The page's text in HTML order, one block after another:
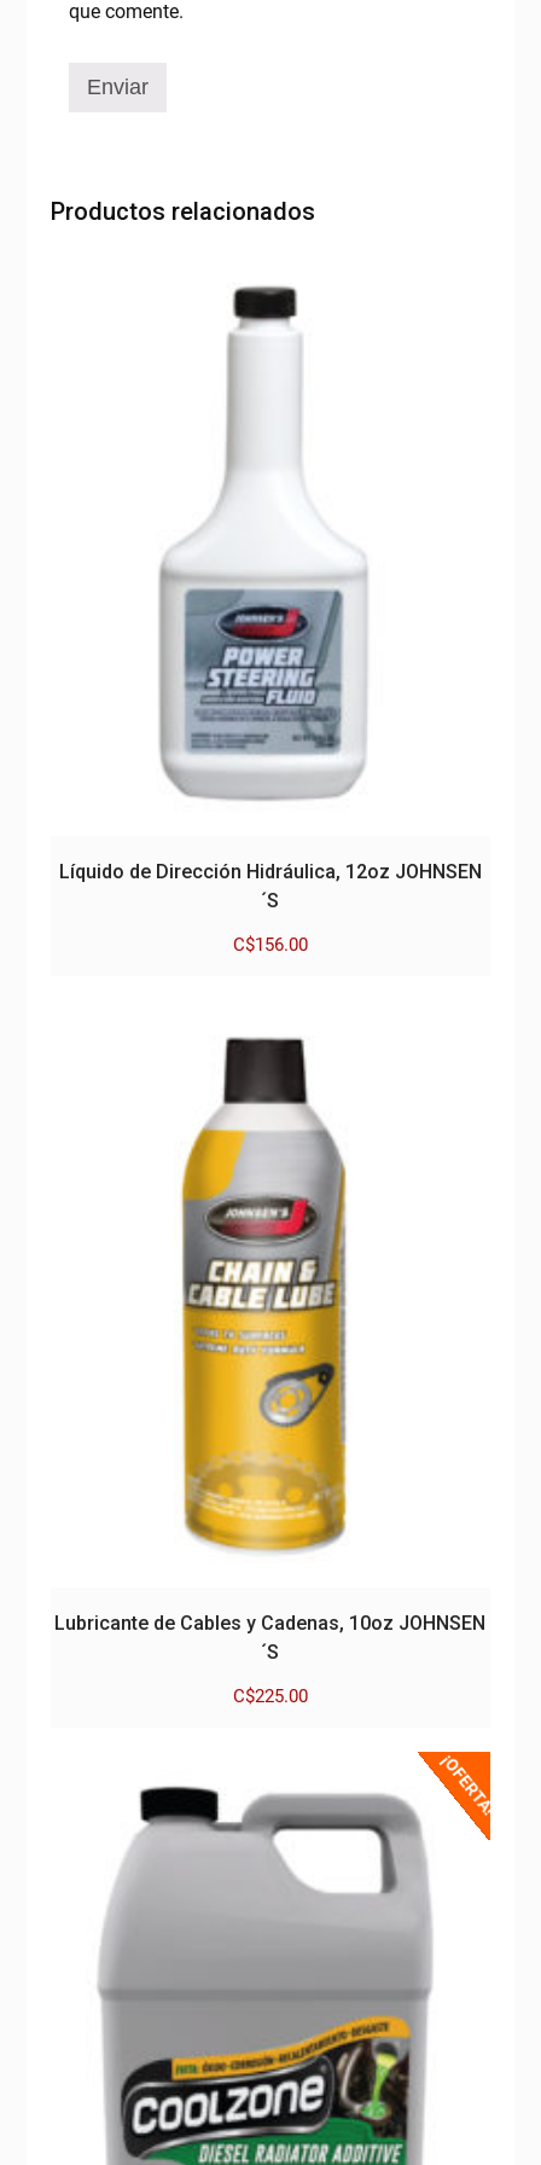
que comente.
Productos relacionados
Líquido de Dirección Hidráulica, 12oz JOHNSEN
´S
C$156.00
Lubricante de Cables y Cadenas, 10oz JOHNSEN
´S
C$225.00
¡OFERTA!